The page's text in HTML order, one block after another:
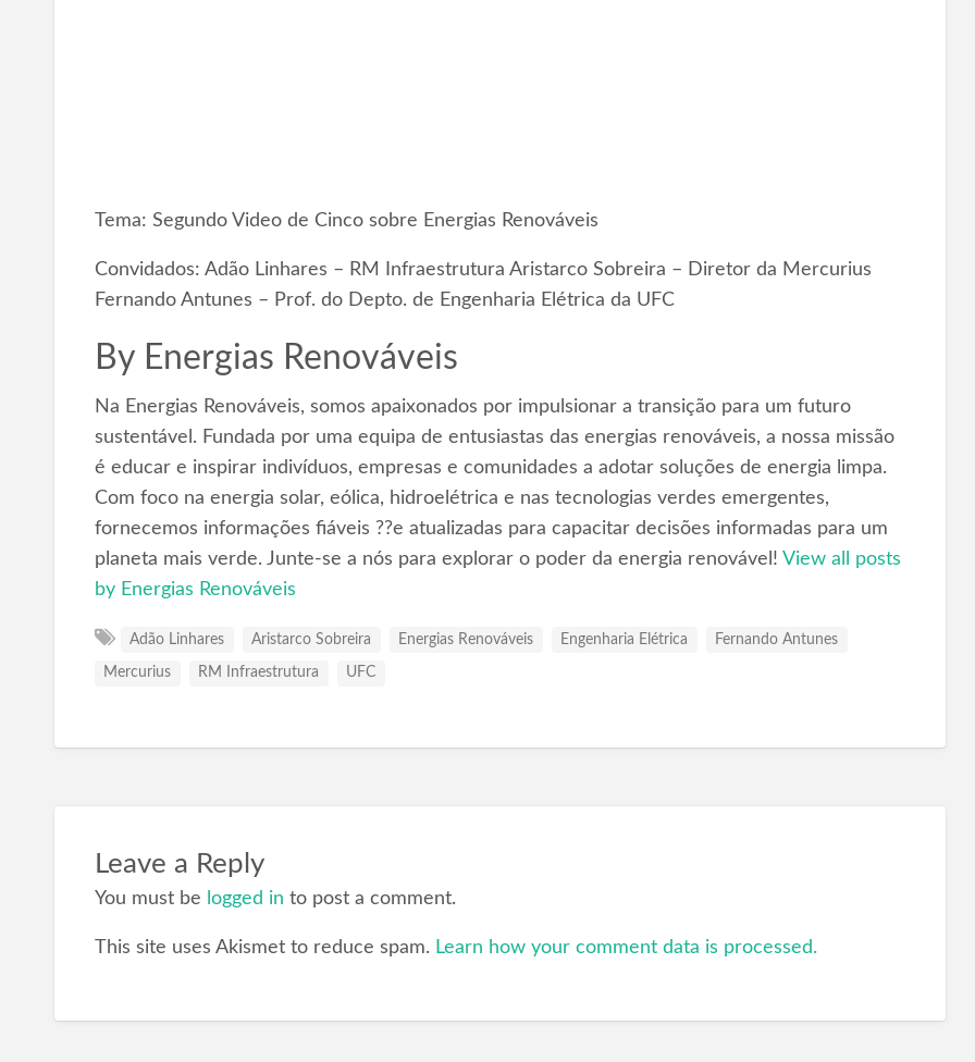
Tema: Segundo Video de Cinco sobre Energias Renováveis
Convidados: Adão Linhares – RM Infraestrutura Aristarco Sobreira – Diretor da Mercurius
Fernando Antunes – Prof. do Depto. de Engenharia Elétrica da UFC
By Energias Renováveis
Na Energias Renováveis, somos apaixonados por impulsionar a transição para um futuro
sustentável. Fundada por uma equipa de entusiastas das energias renováveis, a nossa missão
é educar e inspirar indivíduos, empresas e comunidades a adotar soluções de energia limpa.
Com foco na energia solar, eólica, hidroelétrica e nas tecnologias verdes emergentes,
fornecemos informações fiáveis ??e atualizadas para capacitar decisões informadas para um
planeta mais verde. Junte-se a nós para explorar o poder da energia renovável! View all posts
by Energias Renováveis
Adão Linhares Aristarco Sobreira Energias Renováveis Engenharia Elétrica Fernando Antunes
Mercurius RM Infraestrutura UFC
Leave a Reply
You must be logged in to post a comment.
This site uses Akismet to reduce spam. Learn how your comment data is processed.